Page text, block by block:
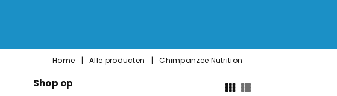
Home | Alle producten | Chimpanzee Nutrition
Shop op